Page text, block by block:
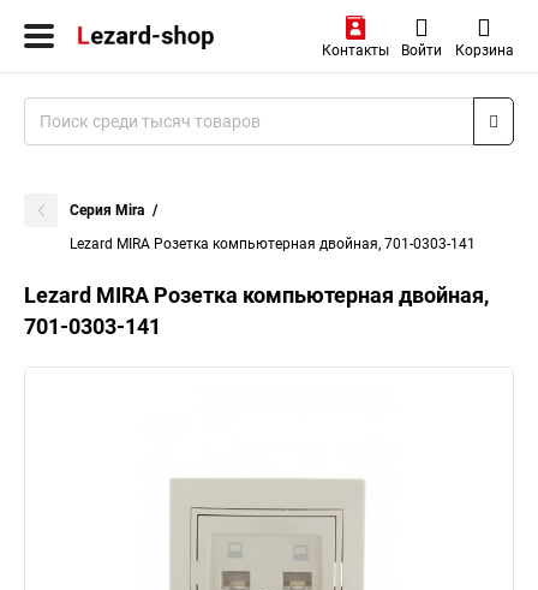
Контакты Войти Корзина
Серия Mira
Lezard MIRA Розетка компьютерная двойная, 701-0303-141
Lezard MIRA Розетка компьютерная двойная,
701-0303-141